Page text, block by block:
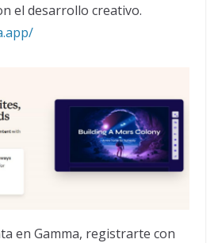
el desarrollo creativo.
en Gamma, registrarte con